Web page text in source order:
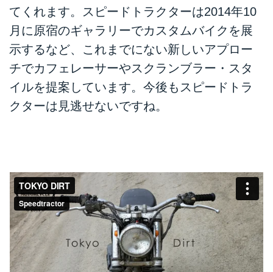
てくれます。スピードトラクターは2014年10
月に原宿のギャラリーでカスタムバイクを展
示するなど、これまでにない新しいアプロー
チでカフェレーサーやスクランブラー・スタ
イルを提案しています。今後もスピードトラ
クターは見逃せないですね。